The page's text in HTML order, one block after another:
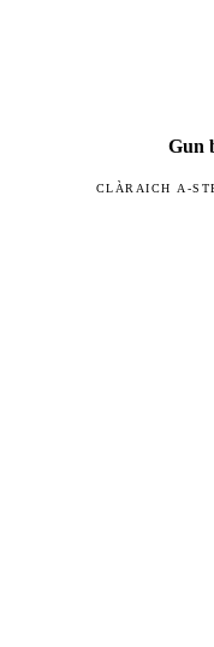
Gun
CLÀRAICH A-